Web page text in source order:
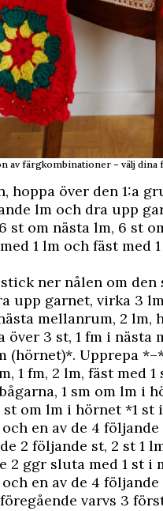
av färgkombinationer – välj
hoppa över den 1:a
lm och dra upp
st om nästa lm, 6 st
1 lm och fäst med
ner nålen om
upp garnet, virka 3
mellanrum, 2 lm,
över 3 st, 1 fm i nästa
(hörnet)*. Upprepa
1 fm, 2 lm, fäst med
1 sm om lm i
st om lm i hörnet *1
en av de 4 följande
2 följande st, 2 st 1
ggr sluta med 1 st i
en av de 4 följande
varvs 3